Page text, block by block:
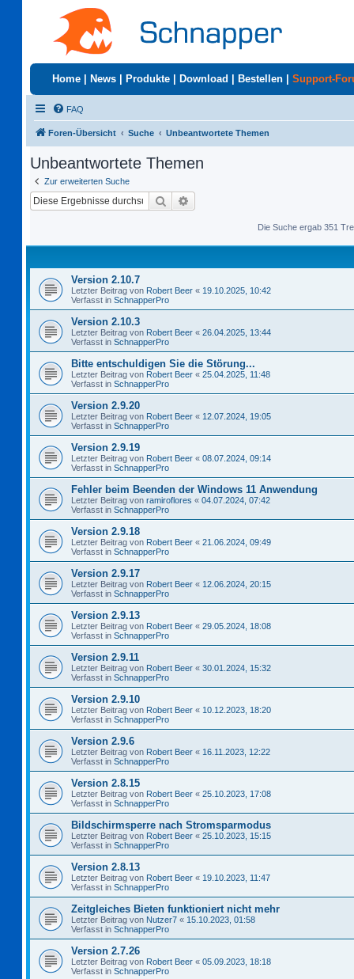
Home News Produkte Download Bestellen Support-
FAQ
Foren-Übersicht Suche Unbeantwortete Themen
Unbeantwortete Themen
Zur erweiterten Suche
Suche
Die Suche ergab 351
Version 2.10.7
Letzter Beitrag von Robert Beer « 19.10.2025, 10:42
Verfasst in SchnapperPro
Version 2.10.3
Letzter Beitrag von Robert Beer « 26.04.2025, 13:44
Verfasst in SchnapperPro
Bitte entschuldigen Sie die Störung...
Letzter Beitrag von Robert Beer « 25.04.2025, 11:48
Verfasst in SchnapperPro
Version 2.9.20
Letzter Beitrag von Robert Beer « 12.07.2024, 19:05
Verfasst in SchnapperPro
Version 2.9.19
Letzter Beitrag von Robert Beer « 08.07.2024, 09:14
Verfasst in SchnapperPro
Fehler beim Beenden der Windows 11 Anwendung
Letzter Beitrag von ramiroflores « 04.07.2024, 07:42
Verfasst in SchnapperPro
Version 2.9.18
Letzter Beitrag von Robert Beer « 21.06.2024, 09:49
Verfasst in SchnapperPro
Version 2.9.17
Letzter Beitrag von Robert Beer « 12.06.2024, 20:15
Verfasst in SchnapperPro
Version 2.9.13
Letzter Beitrag von Robert Beer « 29.05.2024, 18:08
Verfasst in SchnapperPro
Version 2.9.11
Letzter Beitrag von Robert Beer « 30.01.2024, 15:32
Verfasst in SchnapperPro
Version 2.9.10
Letzter Beitrag von Robert Beer « 10.12.2023, 18:20
Verfasst in SchnapperPro
Version 2.9.6
Letzter Beitrag von Robert Beer « 16.11.2023, 12:22
Verfasst in SchnapperPro
Version 2.8.15
Letzter Beitrag von Robert Beer « 25.10.2023, 17:08
Verfasst in SchnapperPro
Bildschirmsperre nach Stromsparmodus
Letzter Beitrag von Robert Beer « 25.10.2023, 15:15
Verfasst in SchnapperPro
Version 2.8.13
Letzter Beitrag von Robert Beer « 19.10.2023, 11:47
Verfasst in SchnapperPro
Zeitgleiches Bieten funktioniert nicht mehr
Letzter Beitrag von Nutzer7 « 15.10.2023, 01:58
Verfasst in SchnapperPro
Version 2.7.26
Letzter Beitrag von Robert Beer « 05.09.2023, 18:18
Verfasst in SchnapperPro